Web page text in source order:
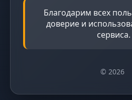
Благодарим всех
доверие и
сервиса.
© 2026